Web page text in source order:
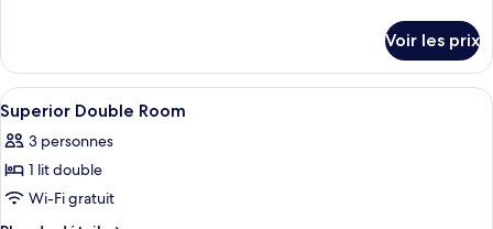
chambre :
Superior
Twin
Room
le
type
de
chambre
Superior
Twin
Voir les prix
Afficher
toutes
les
photos
pour
Literie hypoallergénique, coffres-
6
Superior Double Room
3 personnes
1 lit double
Wi-Fi gratuit